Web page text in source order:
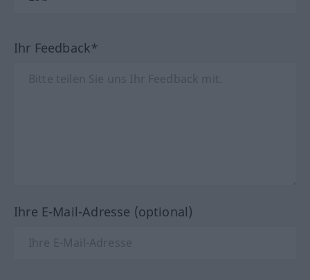
Ihr Feedback*
Ihre E-Mail-Adresse (optional)